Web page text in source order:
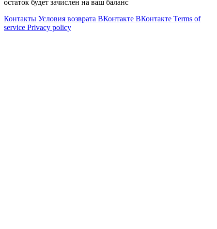
остаток будет зачислен на ваш баланс
Контакты Условия возврата ВКонтакте ВКонтакте Terms of
service Privacy policy